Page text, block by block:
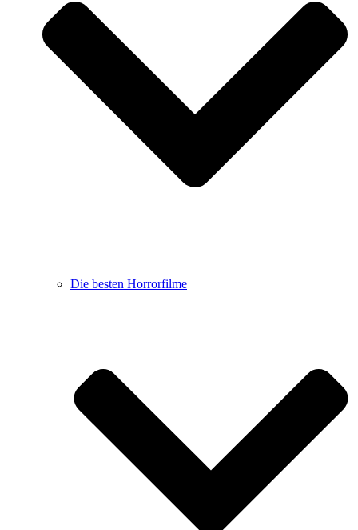
Die besten Horrorfilme